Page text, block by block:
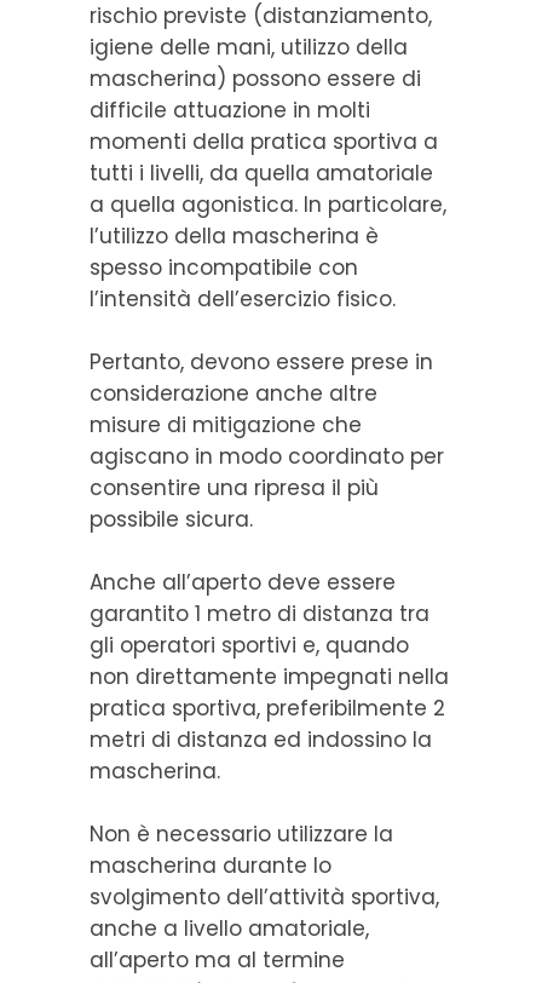
rischio previste (distanziamento,
igiene delle mani, utilizzo della
mascherina) possono essere di
difficile attuazione in molti
momenti della pratica sportiva a
tutti i livelli, da quella amatoriale
a quella agonistica. In particolare,
l’utilizzo della mascherina è
spesso incompatibile con
l’intensità dell’esercizio fisico.
Pertanto, devono essere prese in
considerazione anche altre
misure di mitigazione che
agiscano in modo coordinato per
consentire una ripresa il più
possibile sicura.
Anche all’aperto deve essere
garantito 1 metro di distanza tra
gli operatori sportivi e, quando
non direttamente impegnati nella
pratica sportiva, preferibilmente 2
metri di distanza ed indossino la
mascherina.
Non è necessario utilizzare la
mascherina durante lo
svolgimento dell’attività sportiva,
anche a livello amatoriale,
all’aperto ma al termine